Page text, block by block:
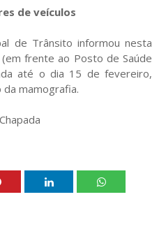
de veículos
de Trânsito informou nesta
frente ao Posto de Saúde
até o dia 15 de fevereiro,
mamografia.